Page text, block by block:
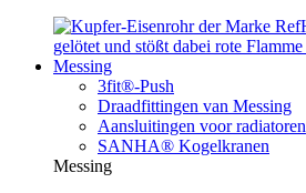
Messing
3fit®-Push
Draadfittingen van Messing
Aansluitingen voor radiatoren
SANHA® Kogelkranen
Messing